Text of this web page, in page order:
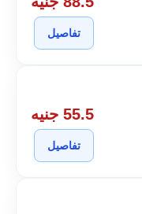
تفاصيل
55.5 جنيه
تفاصيل